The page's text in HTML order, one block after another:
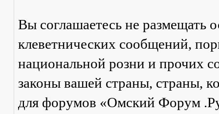
Вы соглашаетесь не размещать
клеветнических сообщений,
национальной розни и прочих
законы вашей страны, страны,
для форумов «Омский Форум